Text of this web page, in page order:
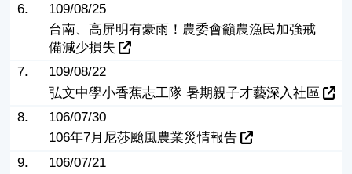
6.
109/08/25
台南、高屏明有豪雨！農委會籲農漁民加強戒
備減少損失
7.
109/08/22
弘文中學小香蕉志工隊 暑期親子才藝深入社區
8.
106/07/30
106年7月尼莎颱風農業災情報告
9.
106/07/21